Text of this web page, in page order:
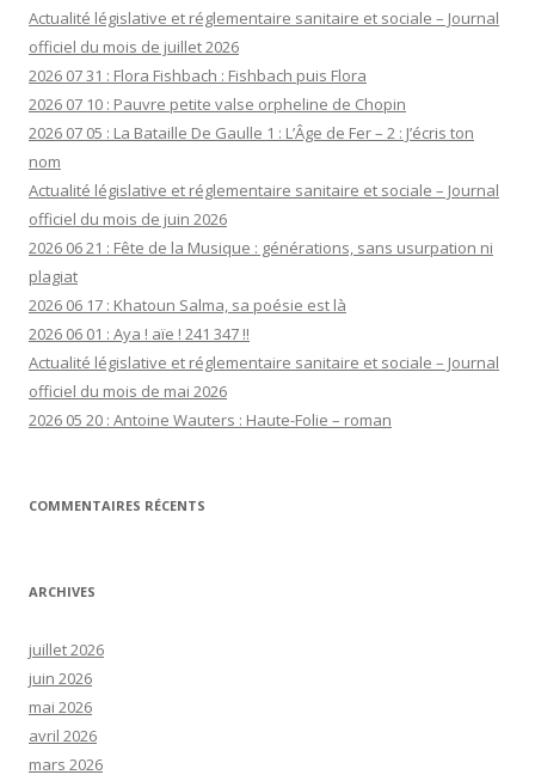
Actualité législative et réglementaire sanitaire et sociale – Journal
officiel du mois de juillet 2026
2026 07 31 : Flora Fishbach : Fishbach puis Flora
2026 07 10 : Pauvre petite valse orpheline de Chopin
2026 07 05 : La Bataille De Gaulle 1 : L’Âge de Fer – 2 : J’écris ton
nom
Actualité législative et réglementaire sanitaire et sociale – Journal
officiel du mois de juin 2026
2026 06 21 : Fête de la Musique : générations, sans usurpation ni
plagiat
2026 06 17 : Khatoun Salma, sa poésie est là
2026 06 01 : Aya ! aïe ! 241 347 !!
Actualité législative et réglementaire sanitaire et sociale – Journal
officiel du mois de mai 2026
2026 05 20 : Antoine Wauters : Haute-Folie – roman
COMMENTAIRES RÉCENTS
ARCHIVES
juillet 2026
juin 2026
mai 2026
avril 2026
mars 2026